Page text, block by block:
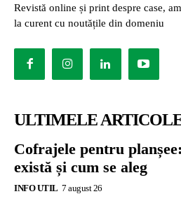
Revistă online și print despre case,
la curent cu noutățile din domeniu
ULTIMELE
Cofrajele pentru
există și cum se aleg
INFO UTIL 7 august 26